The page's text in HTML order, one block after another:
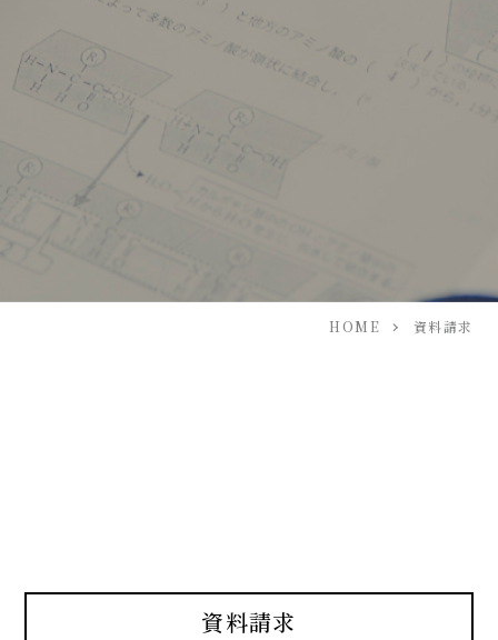
HOME 資料請求
資料請求